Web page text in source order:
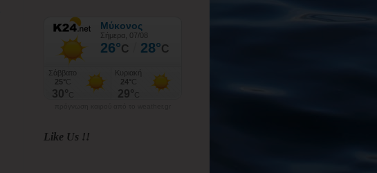
Like Us !!